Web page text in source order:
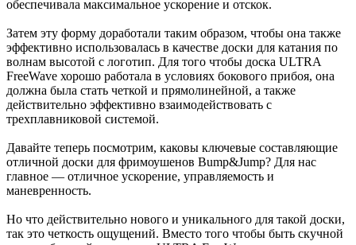
обеспечивала максимальное ускорение и отскок.
Затем эту форму доработали таким образом, чтобы она также
эффективно использовалась в качестве доски для катания по
волнам высотой с логотип. Для того чтобы доска ULTRA
FreeWave хорошо работала в условиях бокового прибоя, она
должна была стать четкой и прямолинейной, а также
действительно эффективно взаимодействовать с
трехплавниковой системой.
Давайте теперь посмотрим, каковы ключевые составляющие
отличной доски для фримоушенов Bump&Jump? Для нас
главное — отличное ускорение, управляемость и
маневренность.
Но что действительно нового и уникального для такой доски,
так это четкость ощущений. Вместо того чтобы быть скучной